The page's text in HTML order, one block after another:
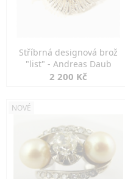
Stříbrná designová brož
"list" - Andreas Daub
2 200 Kč
NOVÉ